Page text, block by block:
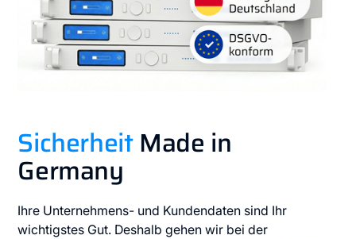
Sicherheit Made in
Germany
Ihre Unternehmens- und Kundendaten sind Ihr
wichtigstes Gut. Deshalb gehen wir bei der